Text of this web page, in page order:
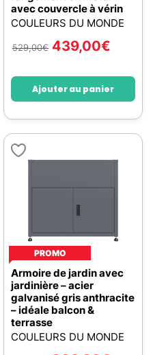
avec couvercle à vérin
COULEURS DU MONDE
529,00€ 439,00€
Ajouter au panier
PROMO
Armoire de jardin avec
jardinière – acier
galvanisé gris anthracite
– idéale balcon &
terrasse
COULEURS DU MONDE